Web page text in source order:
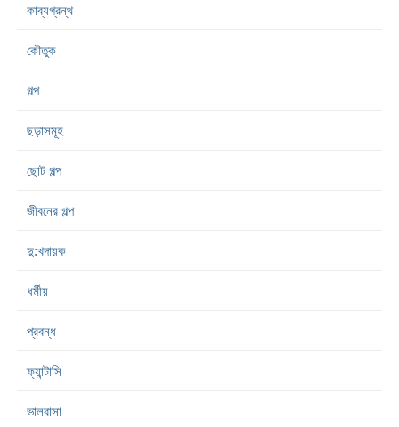
কাব্যগ্রন্থ
কৌতুক
গল্প
ছড়াসমূহ
ছোট গল্প
জীবনের গল্প
দু:খদায়ক
ধর্মীয়
প্রবন্ধ
ফ্যান্টাসি
ভালবাসা